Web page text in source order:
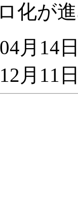
化が
月14
月11